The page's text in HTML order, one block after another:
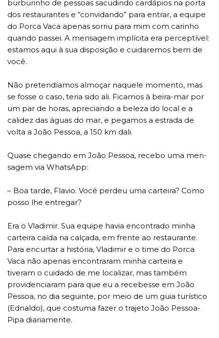
burburinho de pessoas sacudindo cardápios na porta
dos restaurantes e “convidando” para entrar, a equipe
do Porca Vaca apenas sorriu para mim com carinho
quando passei. A mensagem implícita era perceptível:
estamos aqui à sua disposição e cuidaremos bem de
você.
Não pretendíamos almoçar naquele momento, mas
se fosse o caso, teria sido ali. Ficamos à beira-mar por
um par de horas, apreciando a beleza do local e a
calidez das águas do mar, e pegamos a estrada de
volta a João Pessoa, a 150 km dali.
Quase chegando em João Pessoa, recebo uma men-
sagem via WhatsApp:
– Boa tarde, Flavio. Você perdeu uma carteira? Como
posso lhe entregar?
Era o Vladimir. Sua equipe havia encontrado minha
carteira caída na calçada, em frente ao restaurante.
Para encurtar a história, Vladimir e o time do Porca
Vaca não apenas encontraram minha carteira e
tiveram o cuidado de me localizar, mas também
providenciaram para que eu a recebesse em João
Pessoa, no dia seguinte, por meio de um guia turístico
(Ednaldo), que costuma fazer o trajeto João Pessoa-
Pipa diariamente.